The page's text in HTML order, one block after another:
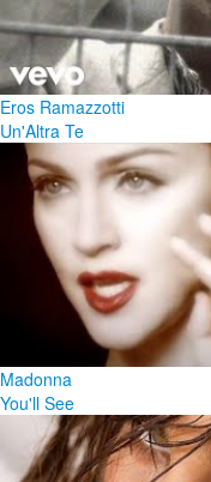
Eros Ramazzotti
Un'Altra Te
Madonna
You'll See